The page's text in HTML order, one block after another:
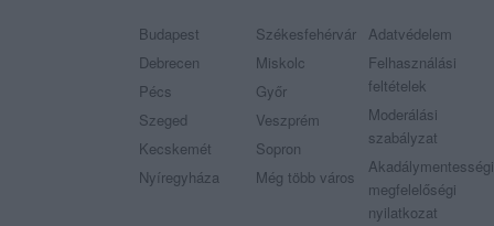
Budapest
Debrecen
Pécs
Szeged
Kecskemét
Nyíregyháza
Székesfehérvár
Miskolc
Győr
Veszprém
Sopron
Még több város
Adatvédelem
Felhasználási
feltételek
Moderálási
szabályzat
Akadálymentességi
megfelelőségi
nyilatkozat